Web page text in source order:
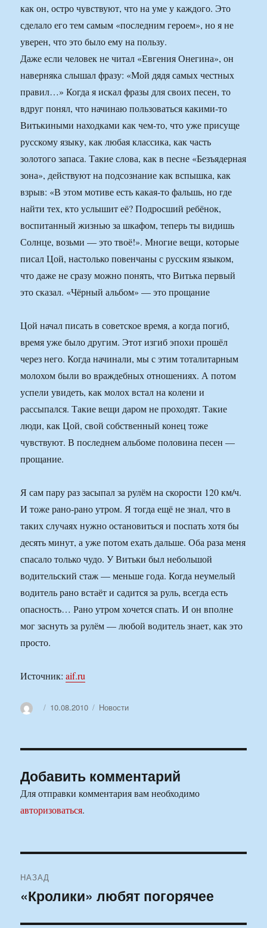
как он, остро чувствуют, что на уме у каждого. Это
сделало его тем самым «последним героем», но я не
уверен, что это было ему на пользу.
Даже если человек не читал «Евгения Онегина», он
наверняка слышал фразу: «Мой дядя самых честных
правил…» Когда я искал фразы для своих песен, то
вдруг понял, что начинаю пользоваться какими-то
Витькиными находками как чем-то, что уже присуще
русскому языку, как любая классика, как часть
золотого запаса. Такие слова, как в песне «Безъядерная
зона», действуют на подсознание как вспышка, как
взрыв: «В этом мотиве есть какая-то фальшь, но где
найти тех, кто услышит её? Подросший ребёнок,
воспитанный жизнью за шкафом, теперь ты видишь
Солнце, возьми — это твоё!». Многие вещи, которые
писал Цой, настолько повенчаны с русским языком,
что даже не сразу можно понять, что Витька первый
это сказал. «Чёрный альбом» — это прощание
Цой начал писать в советское время, а когда погиб,
время уже было другим. Этот изгиб эпохи прошёл
через него. Когда начинали, мы с этим тоталитарным
молохом были во враждебных отношениях. А потом
успели увидеть, как молох встал на колени и
рассыпался. Такие вещи даром не проходят. Такие
люди, как Цой, свой собственный конец тоже
чувствуют. В последнем альбоме половина песен —
прощание.
Я сам пару раз засыпал за рулём на скорости 120 км/ч.
И тоже рано-рано утром. Я тогда ещё не знал, что в
таких случаях нужно остановиться и поспать хотя бы
десять минут, а уже потом ехать дальше. Оба раза меня
спасало только чудо. У Витьки был небольшой
водительский стаж — меньше года. Когда неумелый
водитель рано встаёт и садится за руль, всегда есть
опасность… Рано утром хочется спать. И он вполне
мог заснуть за рулём — любой водитель знает, как это
просто.
Источник:aif.ru
АвторОпубликовано
10.08.2010 Рубрики
Новости
Добавить комментарий
Для отправки комментария вам необходимо
авторизоваться.
по
НАЗАД
Предыдущая
«Кролики» любят погорячее